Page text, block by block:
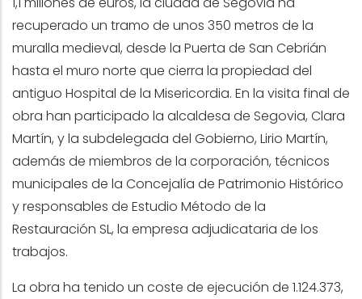
recuperado un tramo de unos 350 metros de la
muralla medieval, desde la Puerta de San Cebrián
hasta el muro norte que cierra la propiedad del
antiguo Hospital de la Misericordia. En la visita final de
obra han participado la alcaldesa de Segovia, Clara
Martín, y la subdelegada del Gobierno, Lirio Martín,
además de miembros de la corporación, técnicos
municipales de la Concejalía de Patrimonio Histórico
y responsables de Estudio Método de la
Restauración SL, la empresa adjudicataria de los
trabajos.
La obra ha tenido un coste de ejecución de 1.124.373,